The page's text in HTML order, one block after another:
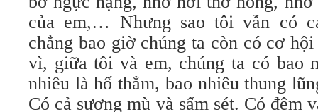
của em,… Nhưng sao tôi vẫn có
chẳng bao giờ chúng ta còn có cơ
vì, giữa tôi và em, chúng ta có bao
nhiêu là hố thẳm, bao nhiêu thung
Có cả sương mù và sấm sét. Có đêm